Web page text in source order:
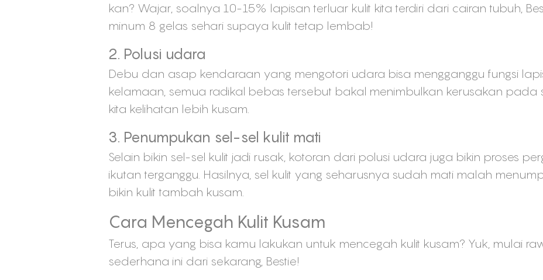
kan? Wajar, soalnya 10-15% lapisan terluar kulit kita terdiri dari cairan tubuh,
minum 8 gelas sehari supaya kulit tetap lembab!
2. Polusi udara
Debu dan asap kendaraan yang mengotori udara bisa mengganggu fungsi
kelamaan, semua radikal bebas tersebut bakal menimbulkan kerusakan pada
kita kelihatan lebih kusam.
3. Penumpukan sel-sel kulit mati
Selain bikin sel-sel kulit jadi rusak, kotoran dari polusi udara juga bikin proses
ikutan terganggu. Hasilnya, sel kulit yang seharusnya sudah mati malah
bikin kulit tambah kusam.
Cara Mencegah Kulit Kusam
Terus, apa yang bisa kamu lakukan untuk mencegah kulit kusam? Yuk, mulai
sederhana ini dari sekarang, Bestie!